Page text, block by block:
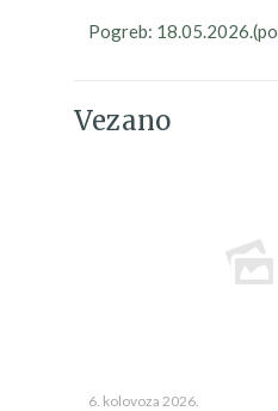
Pogreb:
Vezano
6. kolovoza 2026.